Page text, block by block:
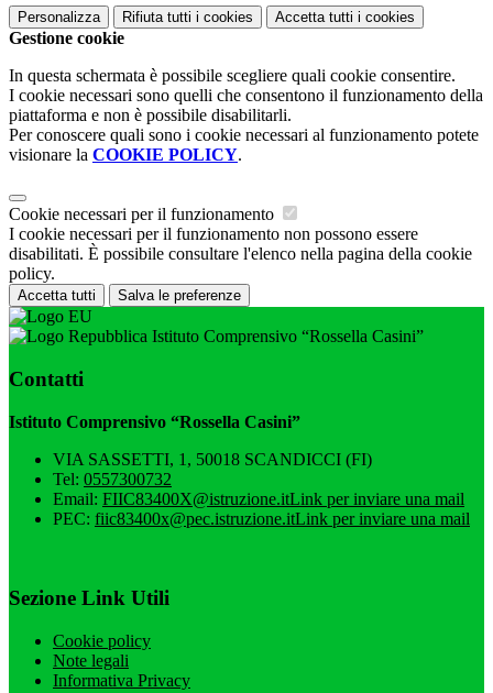
Personalizza Rifiuta tutti i cookies Accetta tutti i cookies
Gestione cookie
In questa schermata è possibile scegliere quali cookie consentire.
I cookie necessari sono quelli che consentono il funzionamento della
piattaforma e non è possibile disabilitarli.
Per conoscere quali sono i cookie necessari al funzionamento potete
visionare la COOKIE POLICY.
Cookie necessari per il funzionamento
I cookie necessari per il funzionamento non possono essere
disabilitati. È possibile consultare l'elenco nella pagina della cookie
policy.
Accetta tutti Salva le preferenze
Istituto Comprensivo “Rossella Casini”
Contatti
Istituto Comprensivo “Rossella Casini”
VIA SASSETTI, 1, 50018 SCANDICCI (FI)
Tel: 0557300732
Email: FIIC83400X@istruzione.itLink per inviare una mail
PEC: fiic83400x@pec.istruzione.itLink per inviare una mail
Sezione Link Utili
Cookie policy
Note legali
Informativa Privacy